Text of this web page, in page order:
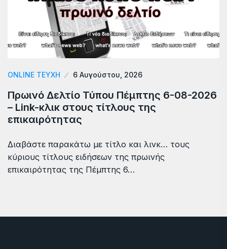
ONLINE ΤΕΎΧΗ 6 Αυγούστου, 2026
Πρωινό Δελτίο Τύπου Πέμπτης 6-08-2026
– Link-κλικ στους τίτλους της
επικαιρότητας
Διαβάστε παρακάτω με τίτλο και λινκ… τους
κύριους τίτλους ειδήσεων της πρωινής
επικαιρότητας της Πέμπτης 6…